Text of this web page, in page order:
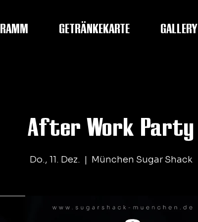
GETRÄNKEKARTE GALLERY
After Work Party
Do., 11. Dez.
  |
München Sugar Shack